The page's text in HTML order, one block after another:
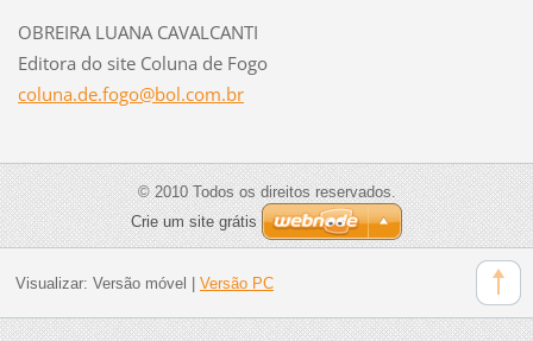
OBREIRA LUANA CAVALCANTI
Editora do site Coluna de Fogo
coluna.de.fogo@bol.com.br
© 2010 Todos os direitos reservados.
Crie um site grátis
Visualizar: Versão móvel Versão PC